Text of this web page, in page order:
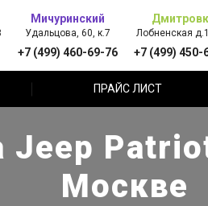
Мичуринский
Удальцова, 60, к.7
+7 (499) 460-69-76
Лобненская
+7 (499) 450-
ПРАЙС ЛИСТ
Jeep
Москве